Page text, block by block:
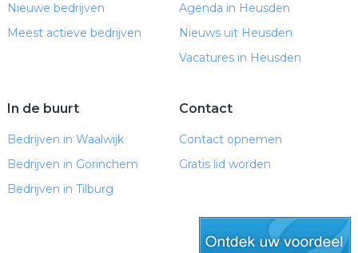
Nieuwe bedrijven
Meest actieve bedrijven
Agenda in Heusden
Nieuws uit Heusden
Vacatures in Heusden
In de buurt
Bedrijven in Waalwijk
Bedrijven in Gorinchem
Bedrijven in Tilburg
Contact
Contact opnemen
Gratis lid worden